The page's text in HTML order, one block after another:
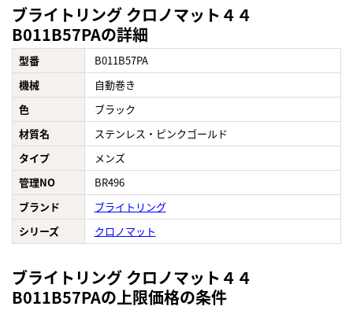
ブライトリング クロノマット４４
B011B57PAの詳細
型番
B011B57PA
機械
自動巻き
色
ブラック
材質名
ステンレス・ピンクゴールド
タイプ
メンズ
管理NO
BR496
ブランド
ブライトリング
シリーズ
クロノマット
ブライトリング クロノマット４４
B011B57PAの上限価格の条件